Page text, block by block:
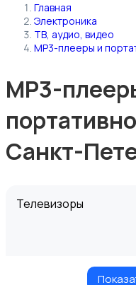
Главная
Электроника
ТВ, аудио, видео
MP3-плееры и
MP3-
Санкт-
Телевизоры